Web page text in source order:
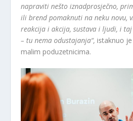
napraviti nešto iznadprosječno,
ili brend pomaknuti na neku novu,
reakcija i akcija, sustava i ljudi, i
– tu nema odustajanja“, istaknuo
malim poduzetnicima.